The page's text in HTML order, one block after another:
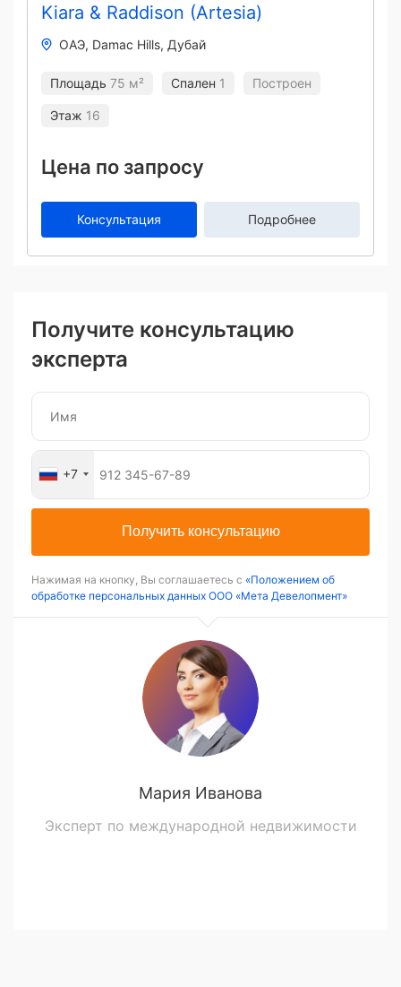
Kiara & Raddison (Artesia)
ОАЭ Damac Hills Дубай
Площадь 75 м² Спален 1 Построен
Этаж 16
Цена по запросу
Консультация Подробнее
Получите консультацию
эксперта
+7
Получить консультацию
Нажимая на кнопку, Вы соглашаетесь с «Положением об
обработке персональных данных ООО «Мета Девелопмент»
Мария Иванова
Эксперт по международной недвижимости